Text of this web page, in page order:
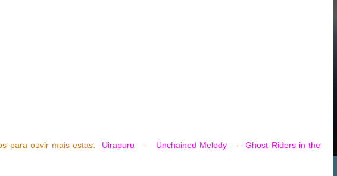
para ouvir mais estas: Uirapuru - Unchained Melody -Ghost Riders in the